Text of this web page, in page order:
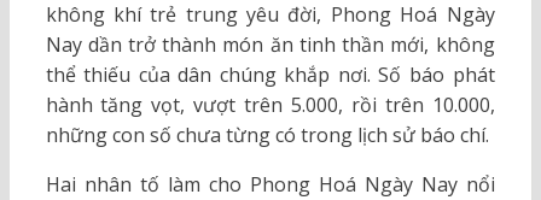
không khí trẻ trung yêu đời, Phong Hoá Ngày
Nay dần trở thành món ăn tinh thần mới, không
thể thiếu của dân chúng khắp nơi. Số báo phát
hành tăng vọt, vượt trên 5.000, rồi trên 10.000,
những con số chưa từng có trong lịch sử báo chí.
Hai nhân tố làm cho Phong Hoá Ngày Nay nổi